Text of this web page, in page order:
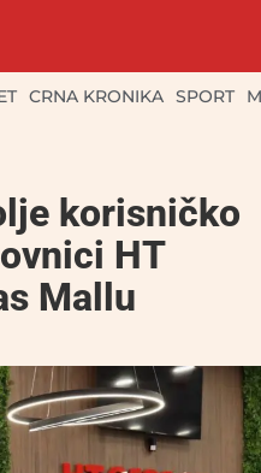
CRNA KRONIKA SPORT
korisničko
HT
Mallu